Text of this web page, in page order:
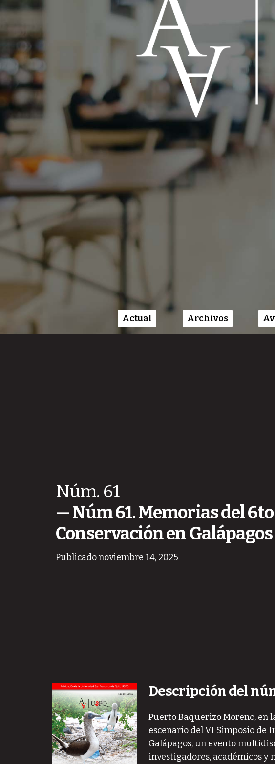
Menú principal
Actual Archivos
Núm. 61
Núm 61. Memorias del
Conservación en
Publicado noviembre 14, 2025
Descripción del
Puerto Baquerizo Moreno, en
escenario del VI Simposio de
Galápagos, un evento
investigadores, académicos y